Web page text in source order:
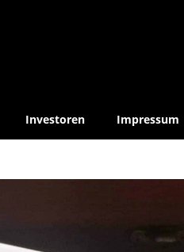
Investoren Impressum